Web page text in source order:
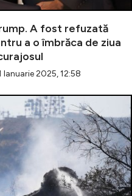
A fost refuzată
a o îmbrăca de ziua
2025, 12:58